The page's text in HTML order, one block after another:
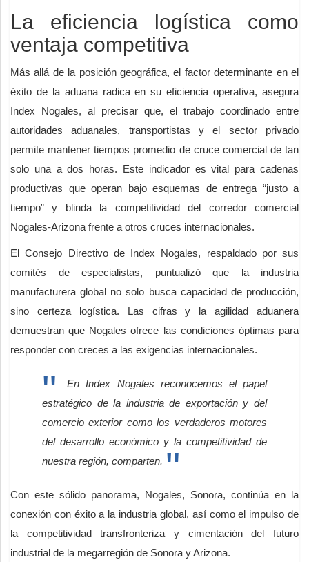
La eficiencia logística como
ventaja competitiva
Más allá de la posición geográfica, el factor determinante en el
éxito de la aduana radica en su eficiencia operativa, asegura
Index Nogales, al precisar que, el trabajo coordinado entre
autoridades aduanales, transportistas y el sector privado
permite mantener tiempos promedio de cruce comercial de tan
solo una a dos horas. Este indicador es vital para cadenas
productivas que operan bajo esquemas de entrega “justo a
tiempo” y blinda la competitividad del corredor comercial
Nogales-Arizona frente a otros cruces internacionales.
El Consejo Directivo de Index Nogales, respaldado por sus
comités de especialistas, puntualizó que la industria
manufacturera global no solo busca capacidad de producción,
sino certeza logística. Las cifras y la agilidad aduanera
demuestran que Nogales ofrece las condiciones óptimas para
responder con creces a las exigencias internacionales.
En Index Nogales reconocemos el papel
estratégico de la industria de exportación y del
comercio exterior como los verdaderos motores
del desarrollo económico y la competitividad de
nuestra región, comparten.
Con este sólido panorama, Nogales, Sonora, continúa en la
conexión con éxito a la industria global, así como el impulso de
la competitividad transfronteriza y cimentación del futuro
industrial de la megarregión de Sonora y Arizona.